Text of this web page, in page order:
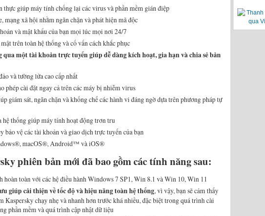
thực giúp máy tính chống lại các virus và phần mềm gián điệp
mạng xã hội nhằm ngăn chặn và phát hiện mã độc
và mật khẩu của bạn mọi lúc mọi nơi 24/7
trên toàn hệ thống và cố vấn cách khắc phục
một tài khoản trực tuyến giúp dễ dàng kích hoạt, gia hạn và chia sẻ bản
và tường lửa cao cấp nhất
phép cài đặt ngay cả trên các máy bị nhiễm virus
giám sát, ngăn chặn và khống chế các hành vi đáng ngờ dựa trên phương pháp tự
hệ thống giúp máy tính hoạt động trơn tru
bảo vệ các tài khoản và giao dịch trực tuyến của bạn
macOS®, Android™ và iOS®
phiên bản mới đã bao gồm các tính năng sau:
hoàn toàn với các hệ điều hành Windows 7 SP1, Win 8.1 và Win 10, Win 11
giúp cải thiện về tốc độ và hiệu năng toàn hệ thống, vì vậy, bạn sẽ cảm thấy
Kaspersky chạy nhẹ và nhanh hơn trước khá nhiều, đặc biệt trong quá trình cài
phần mềm và quá trình cập nhật dữ liệu